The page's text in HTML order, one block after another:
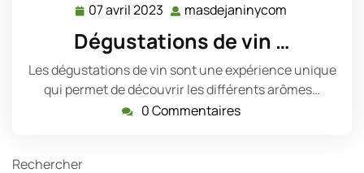
07 avril 2023 07
avril
2023
masdejaninycom
Dégustations de vin …
Les dégustations de vin sont une expérience unique
qui permet de découvrir les différents arômes…
0 Commentaires
Rechercher